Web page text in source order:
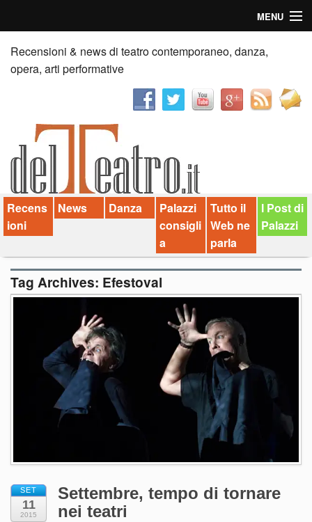
MENU
Home
Recensioni
News
Palazzi consiglia
Video
Chi siamo
Contatti
Recensioni & news di teatro contemporaneo, danza,
opera, arti performative
Recens
ioni
News Danza
Palazzi
consigli
a
Tutto il
Web ne
parla
I Post di
Palazzi
Tag Archives: Efestoval
SET
11
2015
Settembre, tempo di tornare
nei teatri